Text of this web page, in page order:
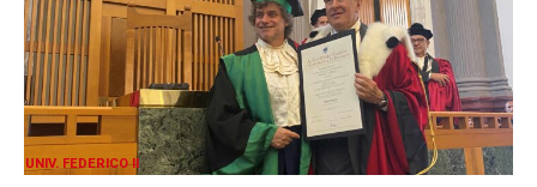
UNIV. FEDERICO II